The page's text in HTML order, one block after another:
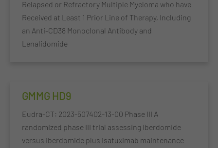
Relapsed or Refractory Multiple Myeloma who have
Received at Least 1 Prior Line of Therapy, Including
an Anti-CD38 Monoclonal Antibody and
Lenalidomide
GMMG HD9
Eudra-CT: 2023-507402-13-00 Phase III A
randomized phase III trial assessing iberdomide
versus iberdomide plus isatuximab maintenance